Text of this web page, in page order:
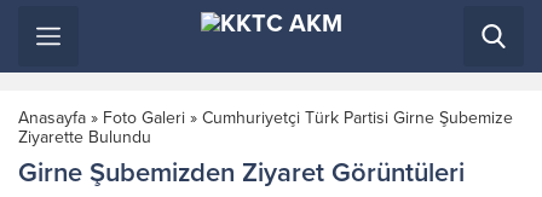
Anasayfa » Foto Galeri » Cumhuriyetçi Türk Partisi Girne Şubemize
Ziyarette Bulundu
Girne Şubemizden Ziyaret Görüntüleri